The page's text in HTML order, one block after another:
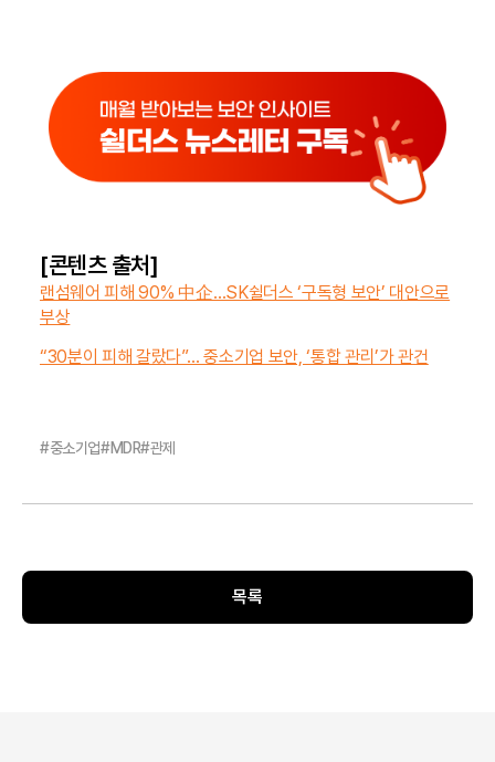
[콘텐츠 출처]
랜섬웨어 피해 90% 中企…SK쉴더스 ‘구독형 보안’ 대안으로
부상
“30분이 피해 갈랐다”… 중소기업 보안, ‘통합 관리’가 관건
#중소기업#MDR#관제
목록